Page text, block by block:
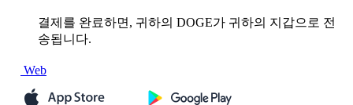
결제를 완료하면, 귀하의 DOGE가 귀하의 지갑으로 전
송됩니다.
Web